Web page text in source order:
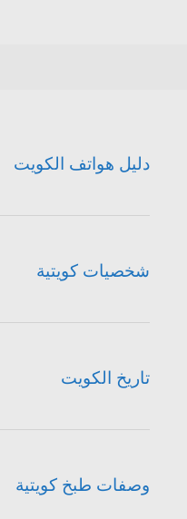
دليل هواتف الكويت
شخصيات كويتية
تاريخ الكويت
وصفات طبخ كويتية